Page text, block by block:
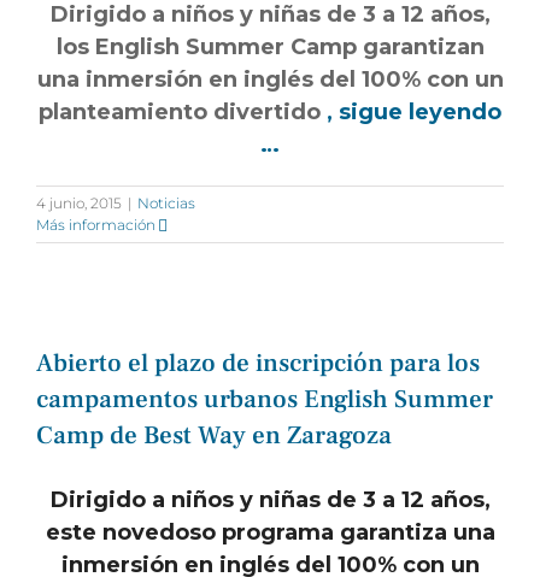
Dirigido a niños y niñas de 3 a 12 años,
los English Summer Camp garantizan
una inmersión en inglés del 100% con un
planteamiento divertido , sigue leyendo
…
4 junio, 2015 | Noticias
Más información
Abierto el plazo de inscripción para los
campamentos urbanos English Summer
Camp de Best Way en Zaragoza
Dirigido a niños y niñas de 3 a 12 años,
este novedoso programa garantiza una
inmersión en inglés del 100% con un